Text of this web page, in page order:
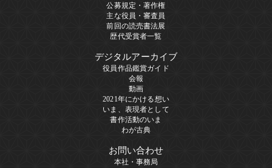
公募規定・著作権
主な役員・審査員
前回の読売書法展
歴代受賞者一覧
デジタルアーカイブ
役員作品鑑賞ガイド
会報
動画
2021年にかける想い
いま、表現者として
書作活動のいま
わが古典
お問い合わせ
本社・事務局